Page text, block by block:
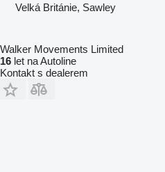
Velká Británie, Sawley
Walker Movements Limited
16 let na Autoline
Kontakt s dealerem